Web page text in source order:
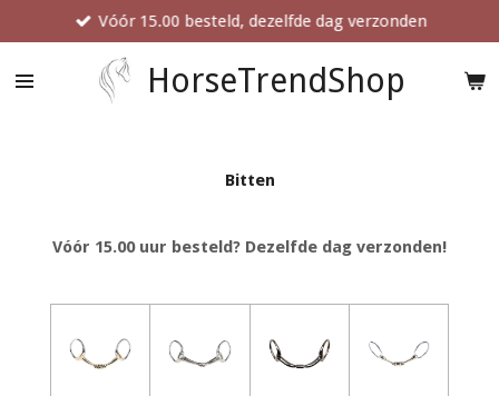
direct
naar
HorseTrendShop
Vóór 15.00 besteld, dezelfde dag verzonden
Bitten
Vóór 15.00 uur besteld? Dezelfde dag verzonden!